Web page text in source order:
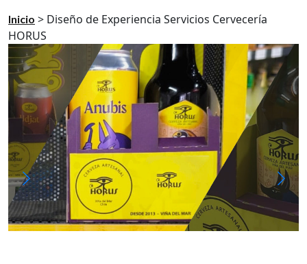
Inicio > Diseño de Experiencia Servicios Cervecería
HORUS